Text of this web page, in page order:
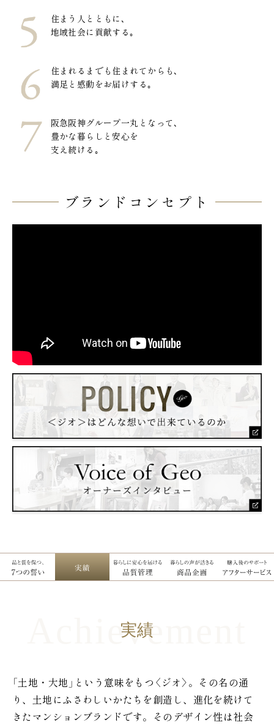
住まう人とともに､
地域社会に貢献する｡
住まれるまでも住まれてからも､
満足と感動をお届けする｡
阪急阪神グループ一丸となって､
豊かな暮らしと安心を
支え続ける｡
ブランドコンセプト
実績
「土地・大地」という意味をもつ〈ジオ〉。その名の通
り、土地にふさわしいかたちを創造し、進化を続けて
きたマンションブランドです。そのデザイン性は社会